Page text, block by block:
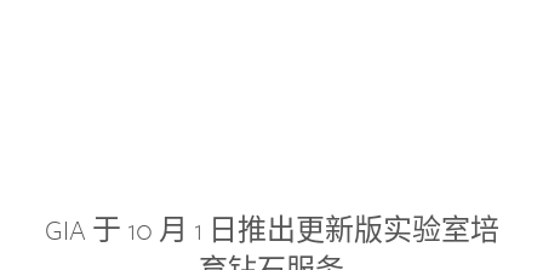
GIA 于 10 月 1 日推出更新版实验室培